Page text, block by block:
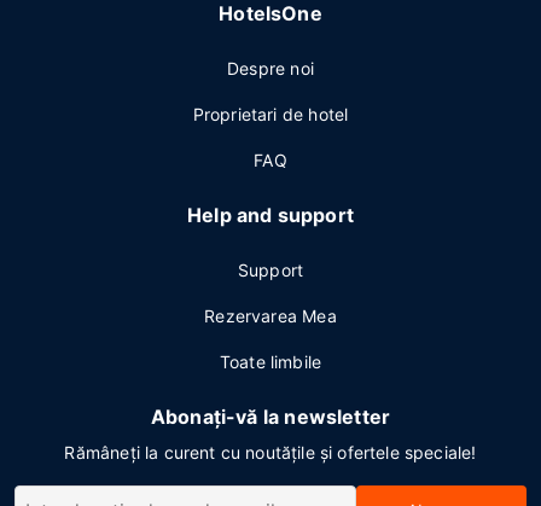
HotelsOne
Despre noi
Proprietari de hotel
FAQ
Help and support
Support
Rezervarea Mea
Toate limbile
Abonați-vă la newsletter
Rămâneți la curent cu noutățile și ofertele speciale!